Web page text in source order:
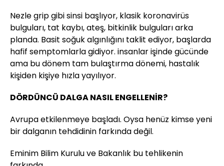
Nezle grip gibi sinsi başlıyor, klasik koronavirüs
bulguları, tat kaybı, ateş, bitkinlik bulguları arka
planda. Basit soğuk algınlığını taklit ediyor, başlarda
hafif semptomlarla gidiyor. insanlar işinde gücünde
ama bu dönem tam bulaştırma dönemi, hastalık
kişiden kişiye hızla yayılıyor.
DÖRDÜNCÜ DALGA NASIL ENGELLENİR?
Avrupa etkilenmeye başladı. Oysa henüz kimse yeni
bir dalganın tehdidinin farkında değil.
Eminim Bilim Kurulu ve Bakanlık bu tehlikenin